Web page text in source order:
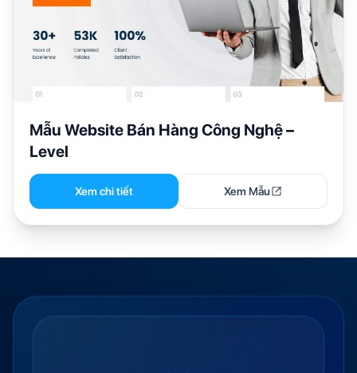
Mẫu Website Bán Hàng Công Nghệ –
Level
Xem chi tiết Xem Mẫu